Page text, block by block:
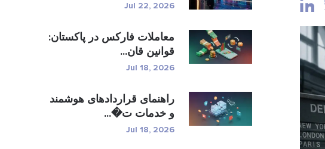
Jul 22, 2026
معاملات فارکس در پاکستان:
قوانین قان...
Jul 18, 2026
راهنمای قراردادهای هوشمند
و خدمات ت�...
Jul 18, 2026